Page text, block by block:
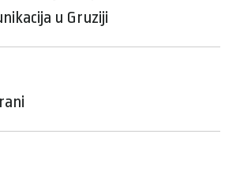
u Gruziji